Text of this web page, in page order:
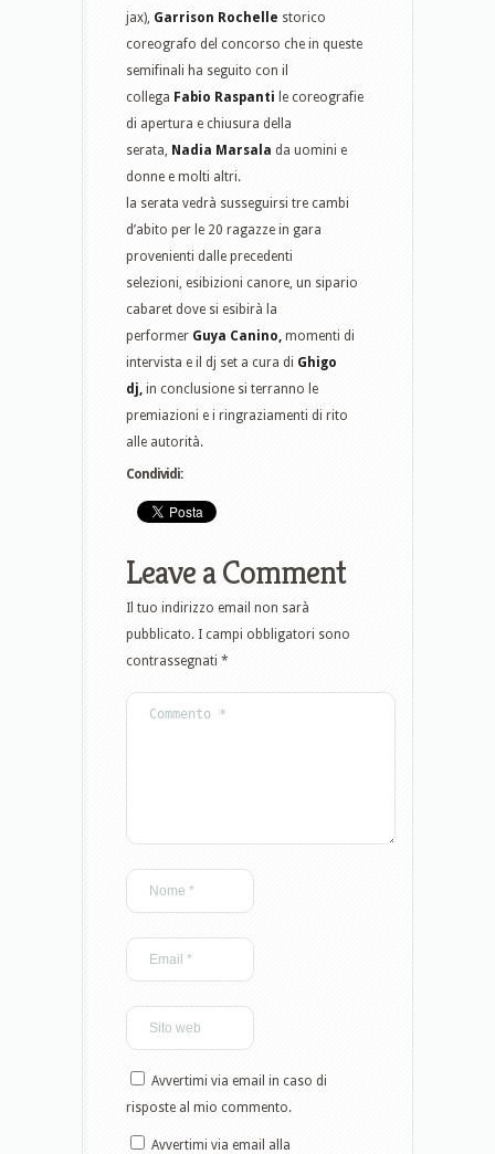
jax), Garrison Rochelle storico
coreografo del concorso che in queste
semifinali ha seguito con il
collega Fabio Raspanti le coreografie
di apertura e chiusura della
serata, Nadia Marsala da uomini e
donne e molti altri.
la serata vedrà susseguirsi tre cambi
d’abito per le 20 ragazze in gara
provenienti dalle precedenti
selezioni, esibizioni canore, un sipario
cabaret dove si esibirà la
performer Guya Canino, momenti di
intervista e il dj set a cura di Ghigo
dj, in conclusione si terranno le
premiazioni e i ringraziamenti di rito
alle autorità.
Condividi:
Leave a Comment
Il tuo indirizzo email non sarà
pubblicato. I campi obbligatori sono
contrassegnati *
Avvertimi via email in caso di
risposte al mio commento.
Avvertimi via email alla